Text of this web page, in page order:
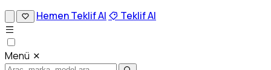
Hemen Teklif Al Teklif Al
Menü